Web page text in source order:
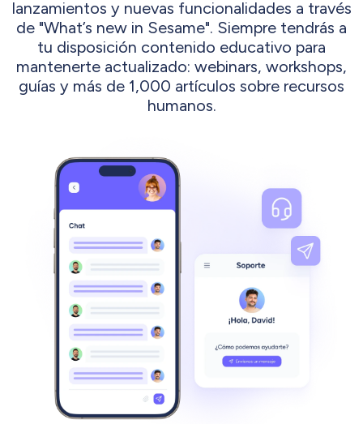
lanzamientos y nuevas funcionalidades a través
de "What’s new in Sesame". Siempre tendrás a
tu disposición contenido educativo para
mantenerte actualizado: webinars, workshops,
guías y más de 1,000 artículos sobre recursos
humanos.